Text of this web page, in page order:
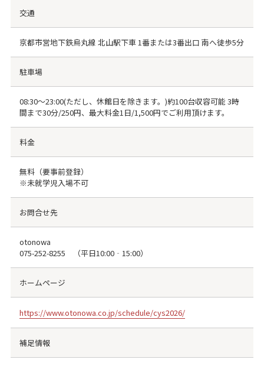
交通
京都市営地下鉄烏丸線 北山駅下車 1番または3番出口 南へ徒歩5分
駐車場
08:30～23:00(ただし、休館日を除きます。)約100台収容可能 3時
間まで30分/250円、最大料金1日/1,500円でご利用頂けます。
料金
無料（要事前登録）
※未就学児入場不可
お問合せ先
otonowa
075-252-8255 （平日10:00‐15:00）
ホームページ
https://www.otonowa.co.jp/schedule/cys2026/
補足情報